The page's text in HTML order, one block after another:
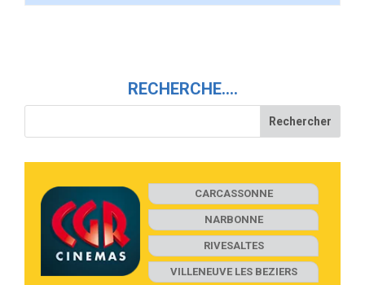
RECHERCHE….
CARCASSONNE
NARBONNE
RIVESALTES
VILLENEUVE LES BEZIERS